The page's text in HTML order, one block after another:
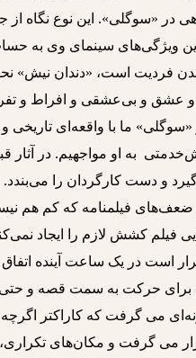
در «سوگلی». این نوع نگاه از
ویژگی‌های سینمای وی به
فردیت است، «دندان نیش»
و عشق و بی‌عشقی و افراط و
ما با واقعه‌ای
به او مواجهیم. در آثار
و دست کارگردان را می‌بندد.
ضعف‌های فیلمنامه که کم هم
فیلم کشش لازم را ایجاد
است در یک ساعت آینده اتفاق
برای حرکت به سمت قصه و
می گرفت که کاراکتر
می گرفت و مکان‌های تکراری،